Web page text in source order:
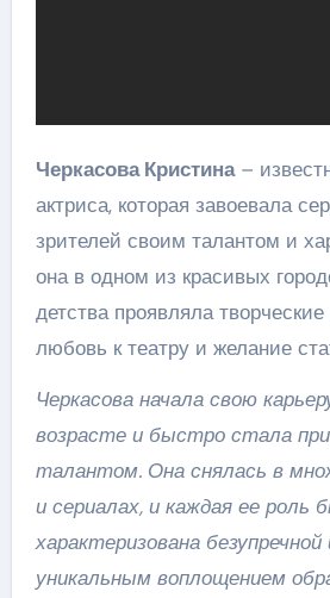
Черкасова Кристина–
актриса, которая завоевала
зрителей своим талантом и
она в одном из красивых
детства проявляла
любовь к театру и желание
Черкасова начала свою
возрасте и быстро стала
талантом. Она снялась в
и сериалах, и каждая ее роль
характеризована безупречной
уникальным воплощением